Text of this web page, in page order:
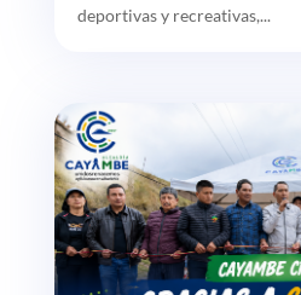
deportivas y recreativas,...